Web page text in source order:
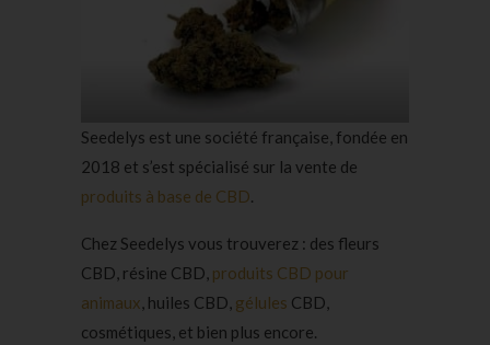
Seedelys est une société française, fondée en
2018 et s’est spécialisé sur la vente de
produits à base de CBD.
Chez Seedelys vous trouverez : des fleurs
CBD, résine CBD, produits CBD pour
animaux, huiles CBD, gélules CBD,
cosmétiques, et bien plus encore.